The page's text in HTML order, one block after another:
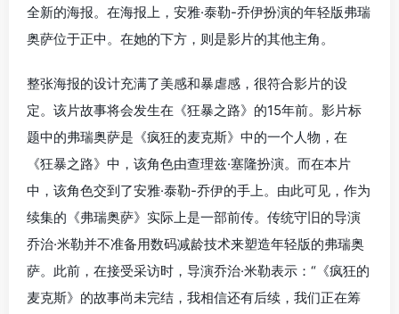
全新的海报。在海报上，安雅·泰勒-乔伊扮演的年轻版弗瑞
奥萨位于正中。在她的下方，则是影片的其他主角。
整张海报的设计充满了美感和暴虐感，很符合影片的设
定。该片故事将会发生在《狂暴之路》的15年前。影片标
题中的弗瑞奥萨是《疯狂的麦克斯》中的一个人物，在
《狂暴之路》中，该角色由查理兹·塞隆扮演。而在本片
中，该角色交到了安雅·泰勒-乔伊的手上。由此可见，作为
续集的《弗瑞奥萨》实际上是一部前传。传统守旧的导演
乔治·米勒并不准备用数码减龄技术来塑造年轻版的弗瑞奥
萨。此前，在接受采访时，导演乔治·米勒表示：“《疯狂的
麦克斯》的故事尚未完结，我相信还有后续，我们正在筹